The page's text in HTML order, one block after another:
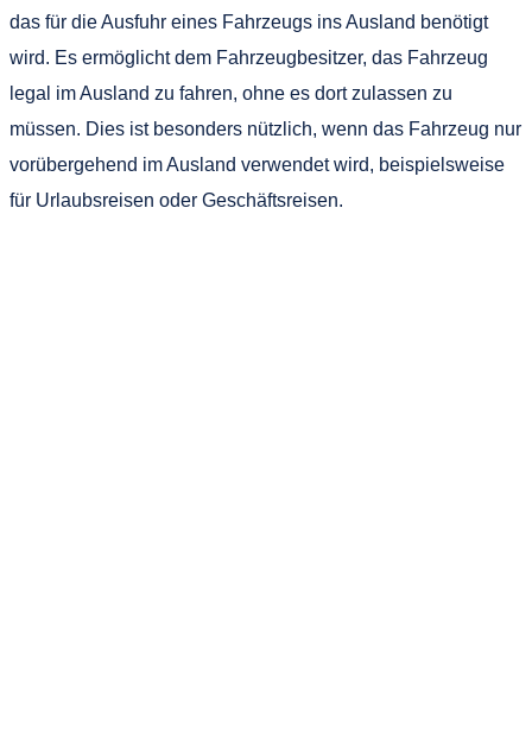
das für die Ausfuhr eines Fahrzeugs ins Ausland benötigt
wird. Es ermöglicht dem Fahrzeugbesitzer, das Fahrzeug
legal im Ausland zu fahren, ohne es dort zulassen zu
müssen. Dies ist besonders nützlich, wenn das Fahrzeug nur
vorübergehend im Ausland verwendet wird, beispielsweise
für Urlaubsreisen oder Geschäftsreisen.